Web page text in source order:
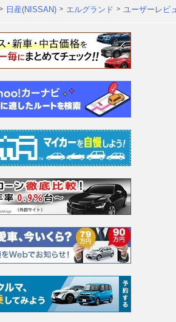
日産(NISSAN) エルグランド ユーザーレビ